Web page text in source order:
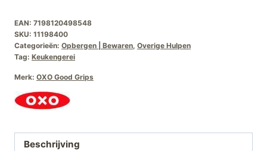
EAN: 7198120498548
SKU: 11198400
Categorieën: Opbergen | Bewaren, Overige Hulpen
Tag: Keukengerei
Merk: OXO Good Grips
Beschrijving